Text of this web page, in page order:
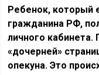
Ребенок, который
гражданина РФ,
личного кабинета.
«дочерней»
опекуна. Это